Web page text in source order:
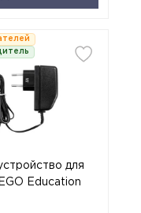
для
Education